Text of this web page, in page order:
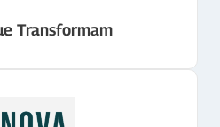
Transformam